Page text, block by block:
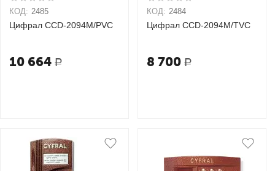
КОД: 2485
Цифрал CCD-2094М/PVC
10 664 Р
КОД: 2484
Цифрал CCD-2094М/ТVC
8 700 Р